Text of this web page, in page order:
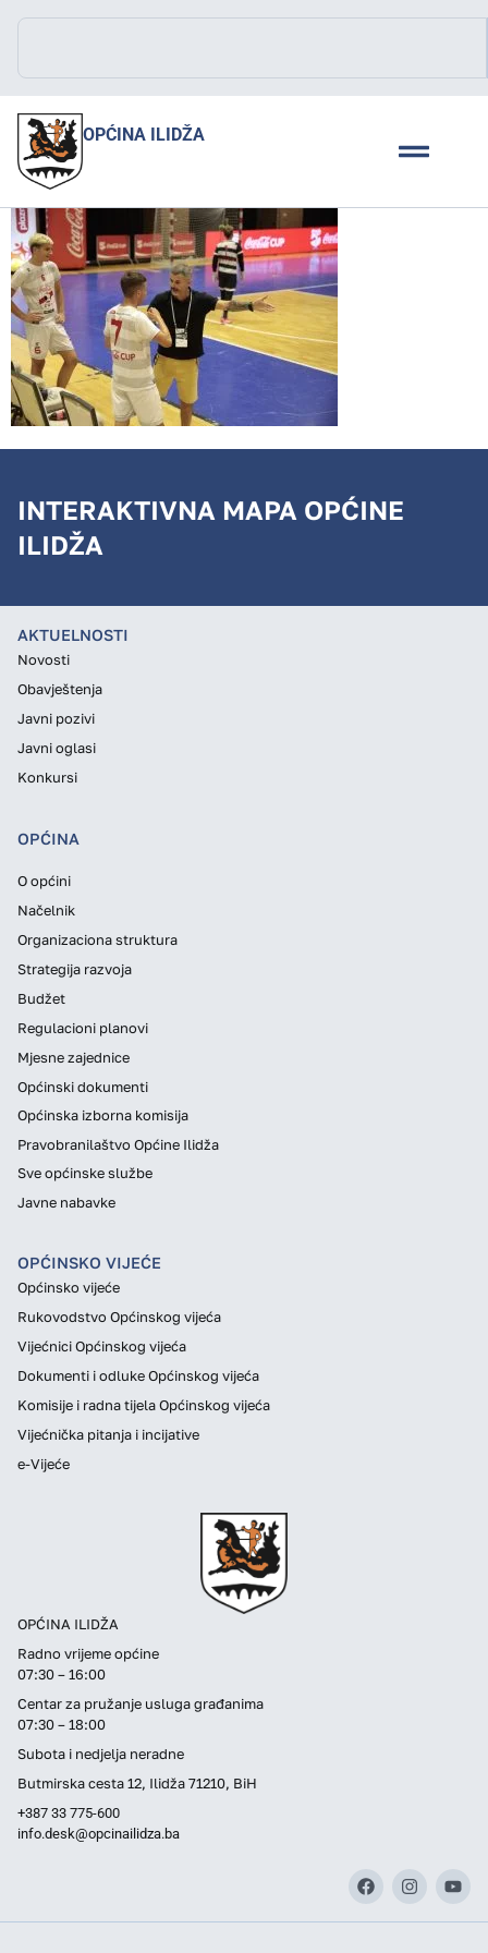
OPĆINA ILIDŽA
INTERAKTIVNA MAPA OPĆINE
ILIDŽA
OPĆINA ILIDŽA
Radno vrijeme općine
07:30 – 16:00
Centar za pružanje usluga građanima
07:30 – 18:00
Subota i nedjelja neradne
Butmirska cesta 12, Ilidža 71210, BiH
+387 33 775-600
info.desk@opcinailidza.ba
AKTUELNOSTI
Novosti
Obavještenja
Javni pozivi
Javni oglasi
Konkursi
OPĆINA
O općini
Načelnik
Organizaciona struktura
Strategija razvoja
Budžet
Regulacioni planovi
Mjesne zajednice
Općinski dokumenti
Općinska izborna komisija
Pravobranilaštvo Općine Ilidža
Sve općinske službe
Javne nabavke
OPĆINSKO VIJEĆE
Općinsko vijeće
Rukovodstvo Općinskog vijeća
Vijećnici Općinskog vijeća
Dokumenti i odluke Općinskog vijeća
Komisije i radna tijela Općinskog vijeća
Vijećnička pitanja i incijative
e-Vijeće